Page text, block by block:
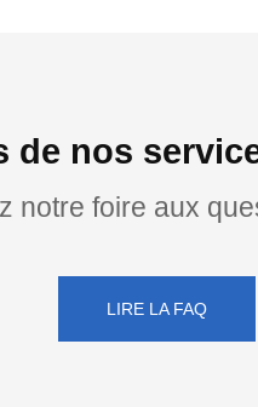
nos
notre foire aux
LIRE LA FAQ